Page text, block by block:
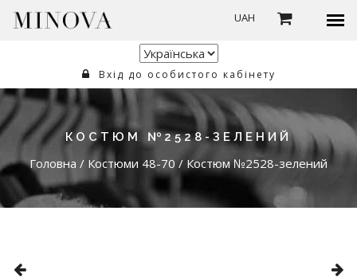
UAH
Вхід до особистого кабінету
КОСТЮМ №2528-ЗЕЛЕНИЙ
Головна / Костюми 48-70/ Костюм №2528-зелений